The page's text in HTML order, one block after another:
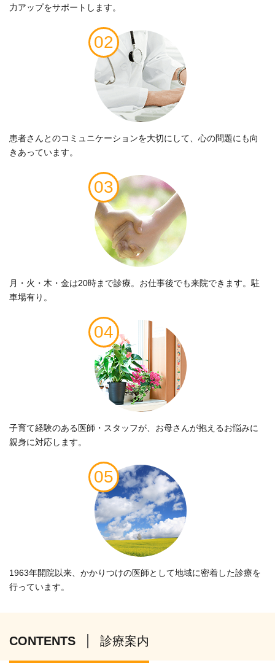
力アップをサポートします。
02
患者さんとのコミュニケーションを大切にして、心の問題にも向
きあっています。
03
月・火・木・金は20時まで診療。お仕事後でも来院できます。駐
車場有り。
04
子育て経験のある医師・スタッフが、お母さんが抱えるお悩みに
親身に対応します。
05
1963年開院以来、かかりつけの医師として地域に密着した診療を
行っています。
CONTENTS 診療案内